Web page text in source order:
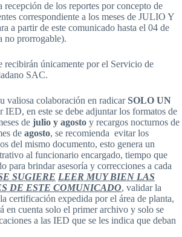
recepción de los reportes por concepto de
correspondiente a los meses de JULIO Y
a partir de este comunicado hasta el 04 de
no prorrogable).
recibirán únicamente por el Servicio de
SAC.
valiosa colaboración en radicarSOLO UN
IED, en este se debe adjuntar los formatos de
de julio y agosto y recargos nocturnos de
de agosto, se recomienda evitar los
del mismo documento, esto genera un
al funcionario encargado, tiempo que
para brindar asesoría y correcciones a cada
SUGIERE LEER MUY BIEN LAS
DE ESTE COMUNICADO, validar la
certificación expedida por el área de planta,
en cuenta solo el primer archivo y solo se
a las IED que se les indica que deban